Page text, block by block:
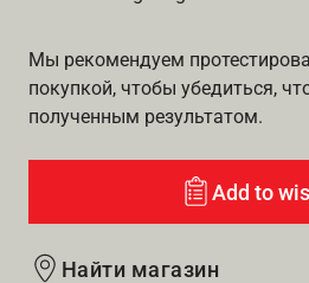
Мы рекомендуем
покупкой, чтобы убедиться,
полученным результатом.
Add to
Найти магазин